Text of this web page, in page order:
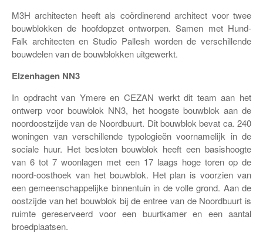
M3H architecten heeft als coördinerend architect voor twee
bouwblokken de hoofdopzet ontworpen. Samen met Hund-
Falk architecten en Studio Pallesh worden de verschillende
bouwdelen van de bouwblokken uitgewerkt.
Elzenhagen NN3
In opdracht van Ymere en CEZAN werkt dit team aan het
ontwerp voor bouwblok NN3, het hoogste bouwblok aan de
noordoostzijde van de Noordbuurt. Dit bouwblok bevat ca. 240
woningen van verschillende typologieën voornamelijk in de
sociale huur. Het besloten bouwblok heeft een basishoogte
van 6 tot 7 woonlagen met een 17 laags hoge toren op de
noord-oosthoek van het bouwblok. Het plan is voorzien van
een gemeenschappelijke binnentuin in de volle grond. Aan de
oostzijde van het bouwblok bij de entree van de Noordbuurt is
ruimte gereserveerd voor een buurtkamer en een aantal
broedplaatsen.